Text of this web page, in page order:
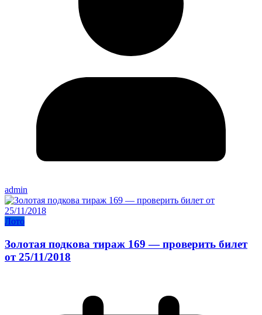
admin
Лото
Золотая подкова тираж 169 — проверить билет
от 25/11/2018